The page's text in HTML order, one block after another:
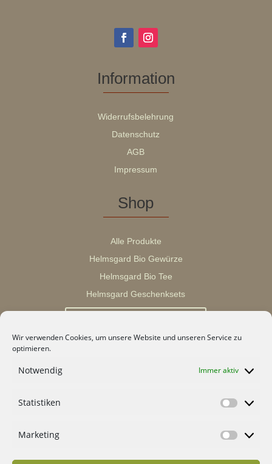
Wir verwenden Cookies, um unsere Website und unseren Service zu
optimieren.
Notwendig Immer aktiv
Statistiken
Marketing
Information
Widerrufsbelehrung
Datenschutz
AGB
Impressum
Shop
Alle Produkte
Helmsgard Bio Gewürze
Helmsgard Bio Tee
Helmsgard Geschenksets